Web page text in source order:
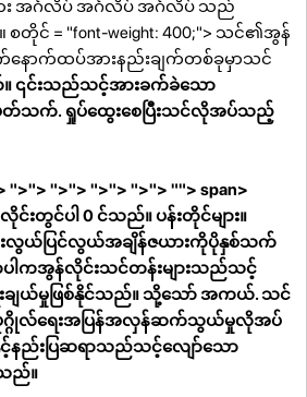
အင်္ဂလိပ် အင်္ဂလိပ် အင်္ဂလိပ် သည်
= "font-weight: 400;"> သင်၏အွန်
နောက်ထပ်အားနည်းချက်တစ်ခုမှာသင်
၎င်းသည်သင့်အားခက်ခဲသော
ပတ်သက်. ရှုပ်ထွေးစေပြီးသင်လိုအပ်သည့်
">"> ">"> ">"> ">"> ""> span>
းတွင်ပါ 0 င်သည်။ ပန်းတိုင်များ။
လွယ်ပြင်လွယ်အချိန်ဇယားကိုပိုနှစ်သက်
ာပါကအွန်လိုင်းသင်တန်းများသည်သင့်
ျယ်မှုဖြစ်နိုင်သည်။ သို့သော် အကယ်. သင်
ပုဂ္ဂိုလ်ရေးအပြန်အလှန်ဆက်သွယ်မှုလိုအပ်
င့်နည်းပြဆရာသည်သင့်လျော်သော
သည်။